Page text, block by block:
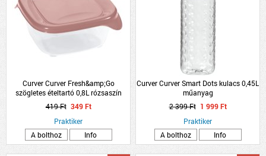
Curver Curver Fresh&amp;Go
szögletes ételtartó 0,8L rózsaszín
tetős műanyag
419 Ft 349 Ft
Praktiker
A bolthoz
Info
Curver Curver Smart Dots kulacs 0,45L
műanyag
2 399 Ft 1 999 Ft
Praktiker
A bolthoz
Info